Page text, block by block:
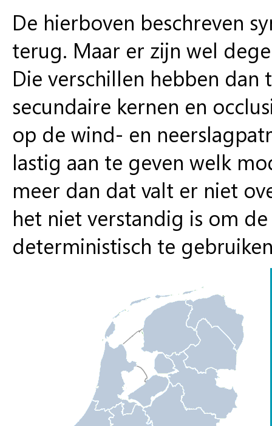
De hierboven beschreven
terug. Maar er zijn wel
Die verschillen hebben
secundaire kernen en
op de wind- en
lastig aan te geven welk
meer dan dat valt er niet
het niet verstandig is om
deterministisch te